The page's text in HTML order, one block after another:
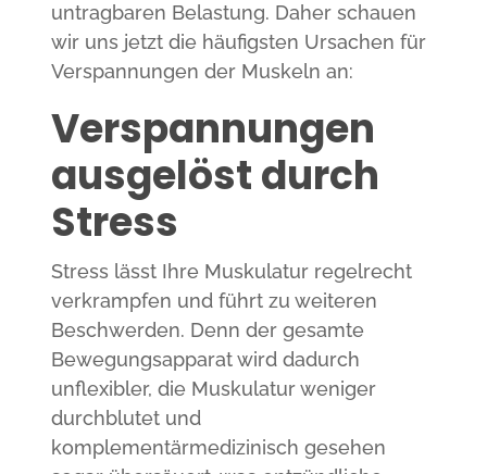
untragbaren Belastung. Daher schauen
wir uns jetzt die häufigsten Ursachen für
Verspannungen der Muskeln an:
Verspannungen
ausgelöst durch
Stress
Stress lässt Ihre Muskulatur regelrecht
verkrampfen und führt zu weiteren
Beschwerden. Denn der gesamte
Bewegungsapparat wird dadurch
unflexibler, die Muskulatur weniger
durchblutet und
komplementärmedizinisch gesehen